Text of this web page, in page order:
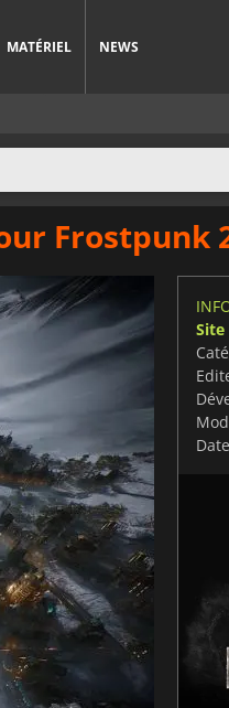
MATÉRIEL NEWS
Frostpunk